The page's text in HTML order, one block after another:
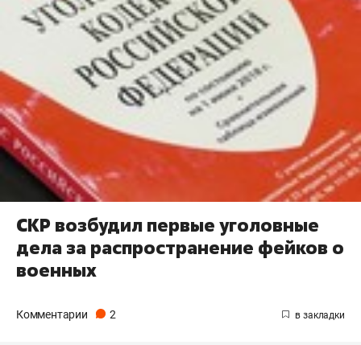
СКР возбудил первые уголовные
дела за распространение фейков о
военных
Комментарии 2